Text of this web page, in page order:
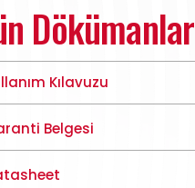
Dökümanlar
Kılavuzu
Belgesi